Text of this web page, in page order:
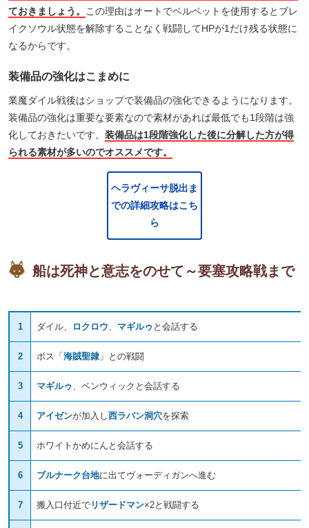
ておきましょう。
この理由はオートでベルベットを使用するとブレ
イクソウル状態を解除することなく戦闘してHPが1だけ残る状態に
なるからです。
装備品の強化はこまめに
業魔ダイル戦後はショップで装備品の強化できるようになります。
装備品の強化は重要な要素なので素材があれば最低でも1段階は強
化しておきたいです。 装備品は1段階強化した後に分解した方が得
られる素材が多いのでオススメです。
ヘラヴィーサ脱出ま
での詳細攻略はこち
ら
船は死神と意志をのせて～要塞攻略戦まで
1 ダイル、 ロクロウ マギルゥ と会話する
2 ボス「海賊聖隷 」との戦闘
3 マギルゥ 、ベンウィックと会話する
4 アイゼンが加入し西ラバン洞穴を探索
5 ホワイトかめにんと会話する
6 ブルナーク台地に出てヴォーディガンへ進む
7 搬入口付近で リザードマン×2と戦闘する